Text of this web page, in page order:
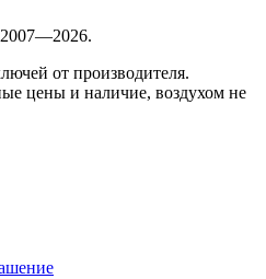
от производителя.
цены и наличие, воздухом не